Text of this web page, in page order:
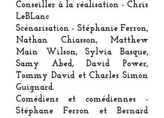
Conseiller à la réalisation - Chris
LeBLanc
Scénarisation - Stéphanie Ferron,
Nathan Chiasson, Matthew
Main Wilson, Sylvia Basque,
Samy Abed, David Power,
Tommy David et Charles Simon
Guignard.
Comédiens et comédiennes -
Stéphane Ferron et Bernard